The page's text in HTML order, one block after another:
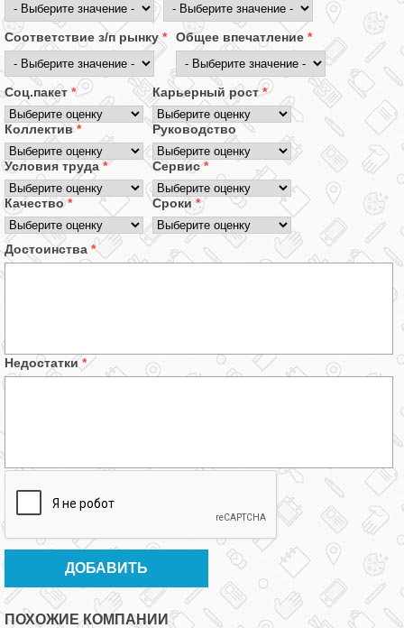
Соответствие з/п рынку* Общее впечатление *
Соц.пакет * Карьерный рост *
Коллектив* Руководство
Условия труда * Сервис*
Качество* Сроки*
Достоинства *
Недостатки*
ПОХОЖИЕ КОМПАНИИ